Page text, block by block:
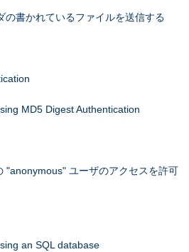
の書かれているファイルを送信する
MD5 Digest Authentication
"anonymous" ユーザのアクセスを許可
an SQL database